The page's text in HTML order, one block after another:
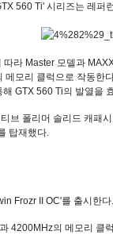
560 Ti' 시리즈는 레
라 Master 모델과
모리 클럭으로 작동
GTX 560 Ti의 발열을
브 폴리머 솔리드 캐패
탑재했다.
Frozr II OC'를 출시한다.
4200MHz의 메모리